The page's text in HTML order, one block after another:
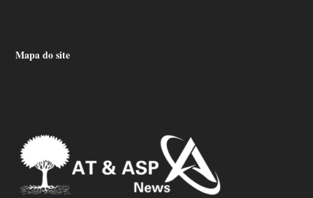
Mapa do site